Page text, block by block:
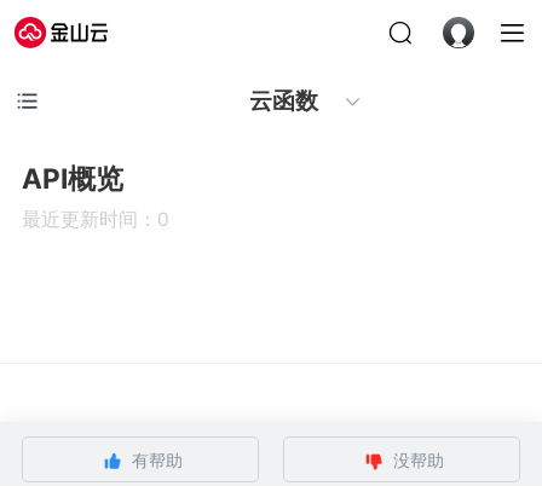
云函数
API概览
最近更新时间：0
有帮助 没帮助